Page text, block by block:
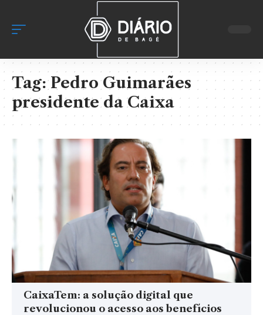
Tag:Pedro Guimarães
presidente da Caixa
CaixaTem: a solução digital que
revolucionou o acesso aos benefícios